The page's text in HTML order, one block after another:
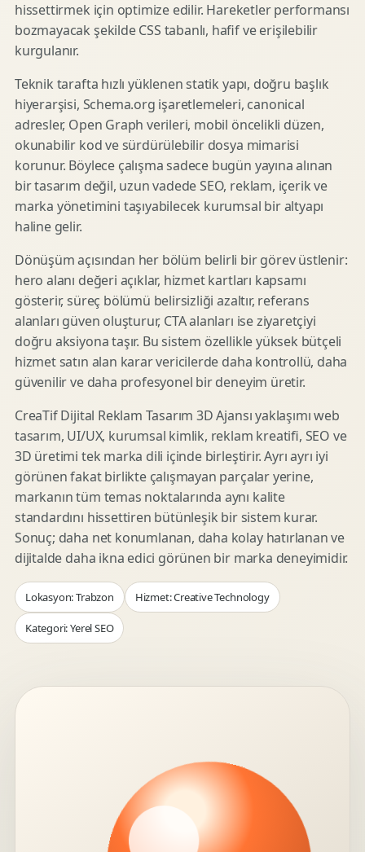
hissettirmek için optimize edilir. Hareketler performansı
bozmayacak şekilde CSS tabanlı, hafif ve erişilebilir
kurgulanır.
Teknik tarafta hızlı yüklenen statik yapı, doğru başlık
hiyerarşisi, Schema.org işaretlemeleri, canonical
adresler, Open Graph verileri, mobil öncelikli düzen,
okunabilir kod ve sürdürülebilir dosya mimarisi
korunur. Böylece çalışma sadece bugün yayına alınan
bir tasarım değil, uzun vadede SEO, reklam, içerik ve
marka yönetimini taşıyabilecek kurumsal bir altyapı
haline gelir.
Dönüşüm açısından her bölüm belirli bir görev üstlenir:
hero alanı değeri açıklar, hizmet kartları kapsamı
gösterir, süreç bölümü belirsizliği azaltır, referans
alanları güven oluşturur, CTA alanları ise ziyaretçiyi
doğru aksiyona taşır. Bu sistem özellikle yüksek bütçeli
hizmet satın alan karar vericilerde daha kontrollü, daha
güvenilir ve daha profesyonel bir deneyim üretir.
CreaTif Dijital Reklam Tasarım 3D Ajansı yaklaşımı web
tasarım, UI/UX, kurumsal kimlik, reklam kreatifi, SEO ve
3D üretimi tek marka dili içinde birleştirir. Ayrı ayrı iyi
görünen fakat birlikte çalışmayan parçalar yerine,
markanın tüm temas noktalarında aynı kalite
standardını hissettiren bütünleşik bir sistem kurar.
Sonuç; daha net konumlanan, daha kolay hatırlanan ve
dijitalde daha ikna edici görünen bir marka deneyimidir.
Lokasyon: Trabzon Hizmet: Creative Technology
Kategori: Yerel SEO